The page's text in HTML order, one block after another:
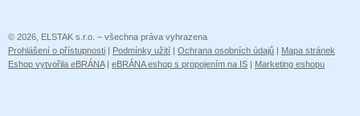
© 2026, ELSTAK s.r.o. – všechna práva vyhrazena
Prohlášení o přístupnosti
Podmínky užití Ochrana osobních údajů
Mapa stránek
Eshop vytvořila eBRÁNA| eBRÁNA eshop s propojením na IS Marketing eshopu